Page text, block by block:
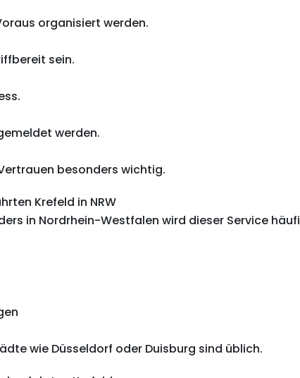
organisiert werden.
sein.
werden.
besonders wichtig.
Krefeld in NRW
in Nordrhein-Westfalen wird dieser Service
wie Düsseldorf oder Duisburg sind üblich.